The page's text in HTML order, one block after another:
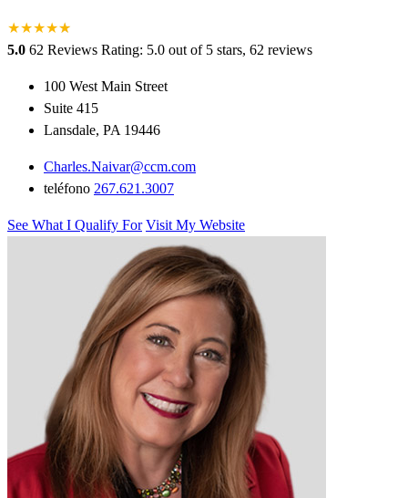
★★★★★
★
5.0 62 Reviews Rating: 5.0 out of 5 stars, 62 reviews
100 West Main Street
Suite 415
Lansdale, PA 19446
Charles.Naivar@ccm.com
teléfono 267.621.3007
See What I Qualify For Visit My Website